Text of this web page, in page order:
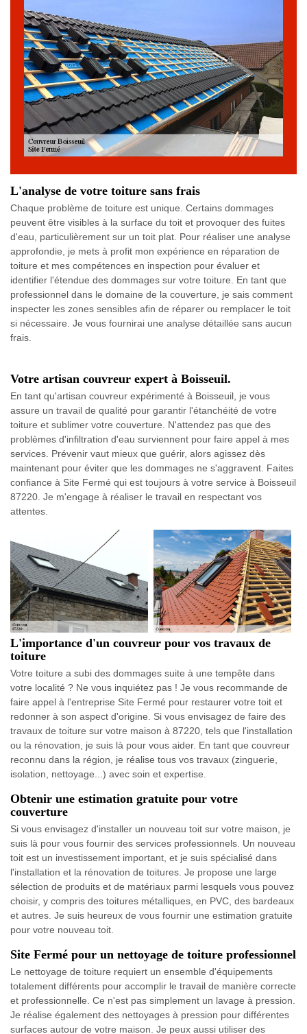
L'analyse de votre toiture sans frais
Chaque problème de toiture est unique. Certains dommages
peuvent être visibles à la surface du toit et provoquer des fuites
d'eau, particulièrement sur un toit plat. Pour réaliser une analyse
approfondie, je mets à profit mon expérience en réparation de
toiture et mes compétences en inspection pour évaluer et
identifier l'étendue des dommages sur votre toiture. En tant que
professionnel dans le domaine de la couverture, je sais comment
inspecter les zones sensibles afin de réparer ou remplacer le toit
si nécessaire. Je vous fournirai une analyse détaillée sans aucun
frais.
Votre artisan couvreur expert à Boisseuil.
En tant qu'artisan couvreur expérimenté à Boisseuil, je vous
assure un travail de qualité pour garantir l'étanchéité de votre
toiture et sublimer votre couverture. N'attendez pas que des
problèmes d'infiltration d'eau surviennent pour faire appel à mes
services. Prévenir vaut mieux que guérir, alors agissez dès
maintenant pour éviter que les dommages ne s'aggravent. Faites
confiance à Site Fermé qui est toujours à votre service à Boisseuil
87220. Je m'engage à réaliser le travail en respectant vos
attentes.
L'importance d'un couvreur pour vos travaux de
toiture
Votre toiture a subi des dommages suite à une tempête dans
votre localité ? Ne vous inquiétez pas ! Je vous recommande de
faire appel à l'entreprise Site Fermé pour restaurer votre toit et
redonner à son aspect d'origine. Si vous envisagez de faire des
travaux de toiture sur votre maison à 87220, tels que l'installation
ou la rénovation, je suis là pour vous aider. En tant que couvreur
reconnu dans la région, je réalise tous vos travaux (zinguerie,
isolation, nettoyage...) avec soin et expertise.
Obtenir une estimation gratuite pour votre
couverture
Si vous envisagez d'installer un nouveau toit sur votre maison, je
suis là pour vous fournir des services professionnels. Un nouveau
toit est un investissement important, et je suis spécialisé dans
l'installation et la rénovation de toitures. Je propose une large
sélection de produits et de matériaux parmi lesquels vous pouvez
choisir, y compris des toitures métalliques, en PVC, des bardeaux
et autres. Je suis heureux de vous fournir une estimation gratuite
pour votre nouveau toit.
Site Fermé pour un nettoyage de toiture professionnel
Le nettoyage de toiture requiert un ensemble d'équipements
totalement différents pour accomplir le travail de manière correcte
et professionnelle. Ce n'est pas simplement un lavage à pression.
Je réalise également des nettoyages à pression pour différentes
surfaces autour de votre maison. Je peux aussi utiliser des